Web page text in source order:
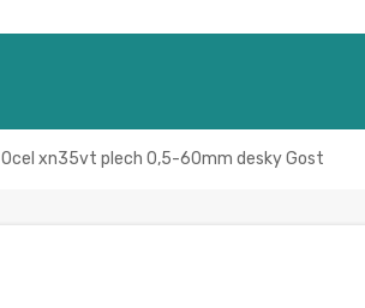
Ocel xn35vt plech 0,5-60mm desky Gost